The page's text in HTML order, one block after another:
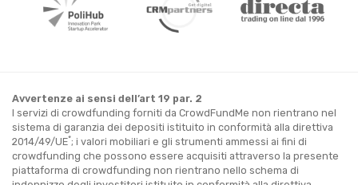
Avvertenze ai sensi dell’art 19 par. 2
I servizi di crowdfunding forniti da CrowdFundMe non rientrano nel
sistema di garanzia dei depositi istituito in conformità alla direttiva
2014/49/UE*; i valori mobiliari e gli strumenti ammessi ai fini di
crowdfunding che possono essere acquisiti attraverso la presente
piattaforma di crowdfunding non rientrano nello schema di